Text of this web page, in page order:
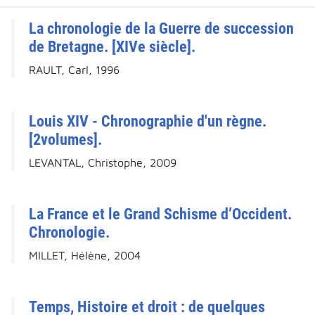
La chronologie de la Guerre de succession
de Bretagne. [XIVe siècle].
RAULT, Carl, 1996
Louis XIV - Chronographie d'un règne.
[2volumes].
LEVANTAL, Christophe, 2009
La France et le Grand Schisme d’Occident.
Chronologie.
MILLET, Hélène, 2004
Temps, Histoire et droit : de quelques